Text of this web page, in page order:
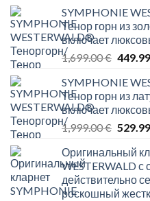
SYMPHONIE
Тенор горн из
включает
1,699.00€
was:
449.99
SYMPHONIE
Тенор горн из
включает
1,999.00€
was:
529.99
Оригинальный
WESTERWALD
действительно
роскошный